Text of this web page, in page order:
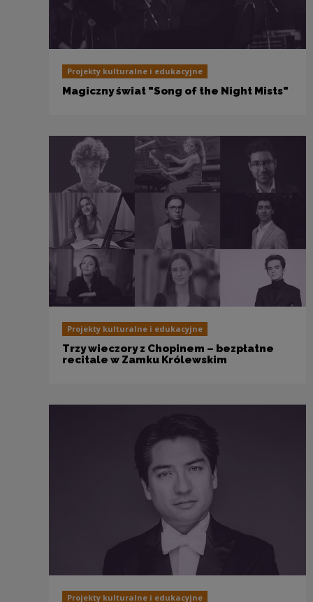
Projekty kulturalne i edukacyjne
Magiczny świat "Song of the Night Mists"
Projekty kulturalne i edukacyjne
Trzy wieczory z Chopinem – bezpłatne
recitale w Zamku Królewskim
Projekty kulturalne i edukacyjne